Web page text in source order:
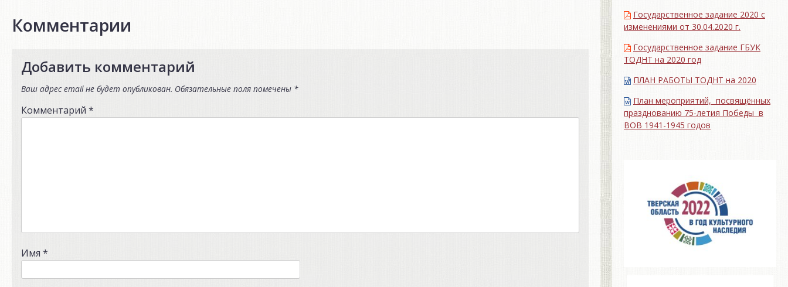
Комментарии
Добавить комментарий
Ваш адрес email не будет опубликован. Обязательные поля помечены *
Комментарий *
Имя *
Государственное задание 2020 с
изменениями от 30.04.2020 г.
Государственное задание ГБУК
ТОДНТ на 2020 год
ПЛАН РАБОТЫ ТОДНТ на 2020
План мероприятий, посвящённых
празднованию 75-летия Победы в
ВОВ 1941-1945 годов